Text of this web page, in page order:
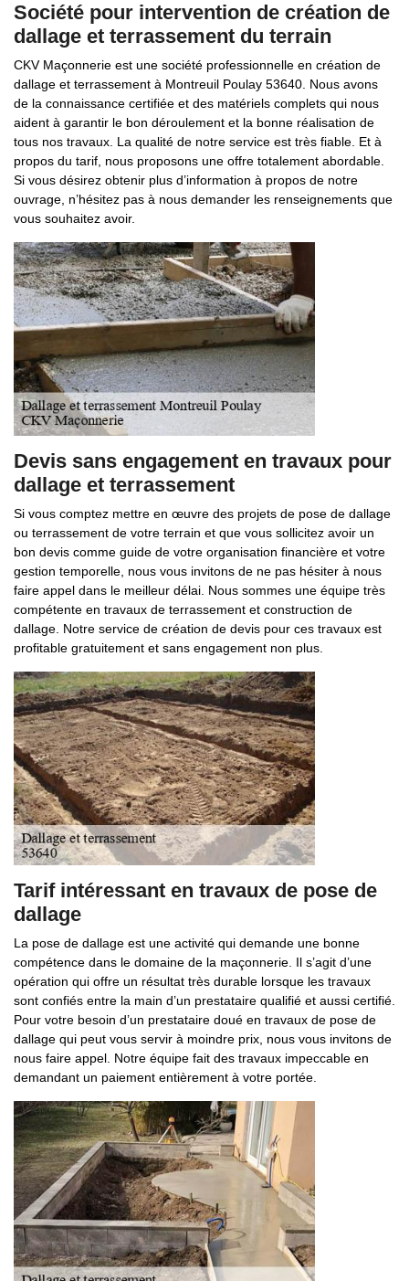
Société pour intervention de création de
dallage et terrassement du terrain
CKV Maçonnerie est une société professionnelle en création de
dallage et terrassement à Montreuil Poulay 53640. Nous avons
de la connaissance certifiée et des matériels complets qui nous
aident à garantir le bon déroulement et la bonne réalisation de
tous nos travaux. La qualité de notre service est très fiable. Et à
propos du tarif, nous proposons une offre totalement abordable.
Si vous désirez obtenir plus d’information à propos de notre
ouvrage, n’hésitez pas à nous demander les renseignements que
vous souhaitez avoir.
Devis sans engagement en travaux pour
dallage et terrassement
Si vous comptez mettre en œuvre des projets de pose de dallage
ou terrassement de votre terrain et que vous sollicitez avoir un
bon devis comme guide de votre organisation financière et votre
gestion temporelle, nous vous invitons de ne pas hésiter à nous
faire appel dans le meilleur délai. Nous sommes une équipe très
compétente en travaux de terrassement et construction de
dallage. Notre service de création de devis pour ces travaux est
profitable gratuitement et sans engagement non plus.
Tarif intéressant en travaux de pose de
dallage
La pose de dallage est une activité qui demande une bonne
compétence dans le domaine de la maçonnerie. Il s’agit d’une
opération qui offre un résultat très durable lorsque les travaux
sont confiés entre la main d’un prestataire qualifié et aussi certifié.
Pour votre besoin d’un prestataire doué en travaux de pose de
dallage qui peut vous servir à moindre prix, nous vous invitons de
nous faire appel. Notre équipe fait des travaux impeccable en
demandant un paiement entièrement à votre portée.